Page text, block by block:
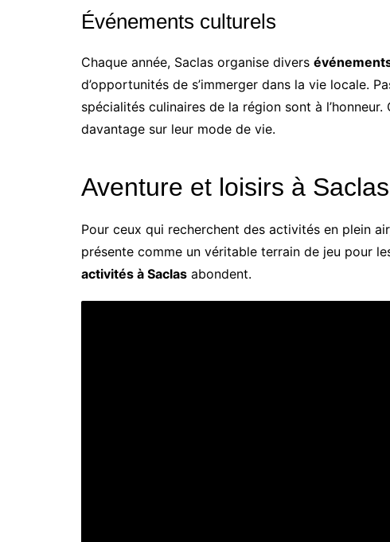
Événements culturels
Chaque année, Saclas organise divers
d’opportunités de s’immerger dans la vie locale.
spécialités culinaires de la région sont à
davantage sur leur mode de vie.
Aventure et loisirs à Saclas
Pour ceux qui recherchent des activités en plein
présente comme un véritable terrain de jeu pour
activités à Saclas abondent.